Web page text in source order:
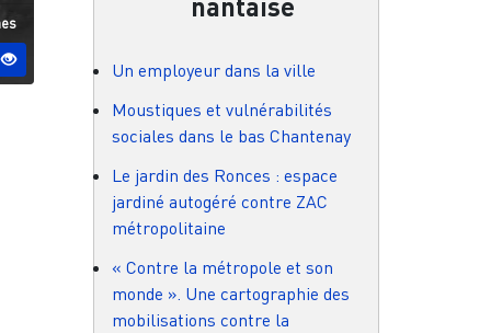
Un employeur dans la ville
Moustiques et vulnérabilités
sociales dans le bas Chantenay
Le jardin des Ronces : espace
jardiné autogéré contre ZAC
métropolitaine
« Contre la métropole et son
monde ». Une cartographie des
mobilisations contre la